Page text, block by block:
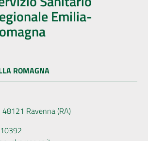
Emilia-
ROMAGNA
48121 Ravenna (RA)